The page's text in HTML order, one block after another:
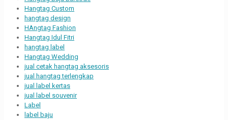
Hangtag Custom
hangtag design
HAngtag Fashion
Hangtag Idul Fitri
hangtag label
Hangtag Wedding
jual cetak hangtag aksesoris
jual hangtag terlengkap
jual label kertas
jual label souvenir
Label
label baju